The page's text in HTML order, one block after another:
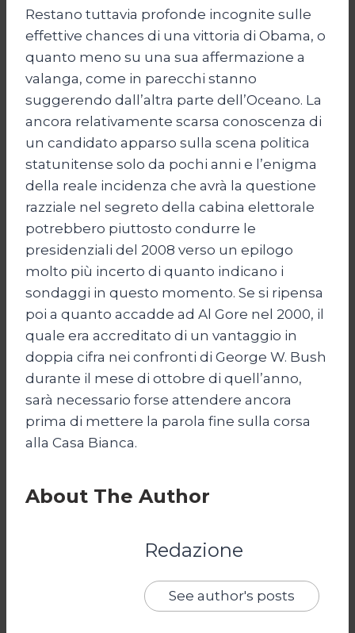
Restano tuttavia profonde incognite sulle
effettive chances di una vittoria di Obama, o
quanto meno su una sua affermazione a
valanga, come in parecchi stanno
suggerendo dall’altra parte dell’Oceano. La
ancora relativamente scarsa conoscenza di
un candidato apparso sulla scena politica
statunitense solo da pochi anni e l’enigma
della reale incidenza che avrà la questione
razziale nel segreto della cabina elettorale
potrebbero piuttosto condurre le
presidenziali del 2008 verso un epilogo
molto più incerto di quanto indicano i
sondaggi in questo momento. Se si ripensa
poi a quanto accadde ad Al Gore nel 2000, il
quale era accreditato di un vantaggio in
doppia cifra nei confronti di George W. Bush
durante il mese di ottobre di quell’anno,
sarà necessario forse attendere ancora
prima di mettere la parola fine sulla corsa
alla Casa Bianca.
About The Author
Redazione
See author's posts